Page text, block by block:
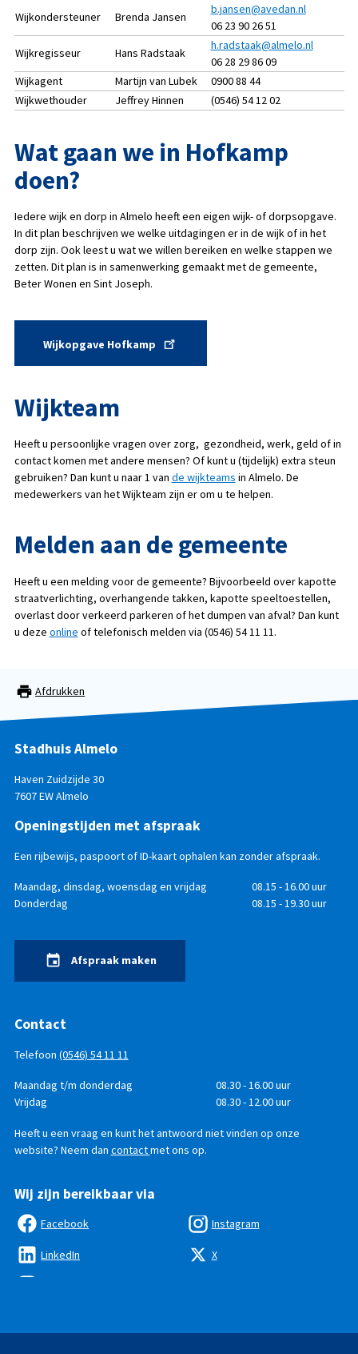
Wijkondersteuner
Brenda Jansen
b.jansen@avedan.nl
06 23 90 26 51
Wijkregisseur
Hans Radstaak
h.radstaak@almelo.nl
06 28 29 86 09
Wijkagent
Martijn van Lubek
0900 88 44
Wijkwethouder
Jeffrey Hinnen (0546) 54 12 02
Wat gaan we in Hofkamp
doen?
Iedere wijk en dorp in Almelo heeft een eigen wijk- of dorpsopgave.
In dit plan beschrijven we welke uitdagingen er in de wijk of in het
dorp zijn. Ook leest u wat we willen bereiken en welke stappen we
zetten. Dit plan is in samenwerking gemaakt met de gemeente,
Beter Wonen en Sint Joseph.
Wijkopgave Hofkamp
Wijkteam
Heeft u persoonlijke vragen over zorg, gezondheid, werk, geld of in
contact komen met andere mensen? Of kunt u (tijdelijk) extra steun
gebruiken? Dan kunt u naar 1 van de wijkteams in Almelo. De
medewerkers van het Wijkteam zijn er om u te helpen.
Melden aan de gemeente
Heeft u een melding voor de gemeente? Bijvoorbeeld over kapotte
straatverlichting, overhangende takken, kapotte speeltoestellen,
overlast door verkeerd parkeren of het dumpen van afval? Dan kunt
u deze online of telefonisch melden via (0546) 54 11 11.
Afdrukken
Stadhuis Almelo
Haven Zuidzijde 30
7607 EW Almelo
Openingstijden met afspraak
Een rijbewijs, paspoort of ID-kaart ophalen kan zonder afspraak.
Openingstijden
DagTijd
Maandag, dinsdag, woensdag en vrijdag
08.15 - 16.00 uur
Donderdag
08.15 - 19.30 uur
Afspraak maken
Contact
Telefoon (0546) 54 11 11
Telefonisch
bereikbaar
DagTijd
Maandag t/m donderdag
08.30 - 16.00 uur
Vrijdag
08.30 - 12.00 uur
Heeft u een vraag en kunt het antwoord niet vinden op onze
website? Neem dan contactmet ons op.
Wij zijn bereikbaar via
Facebook
LinkedIn
Instagram
X